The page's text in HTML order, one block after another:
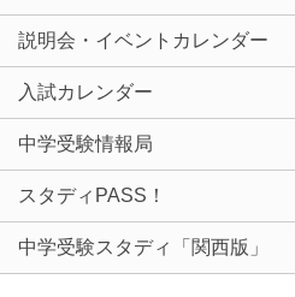
説明会・イベントカレンダー
入試カレンダー
中学受験情報局
スタディPASS！
中学受験スタディ「関西版」